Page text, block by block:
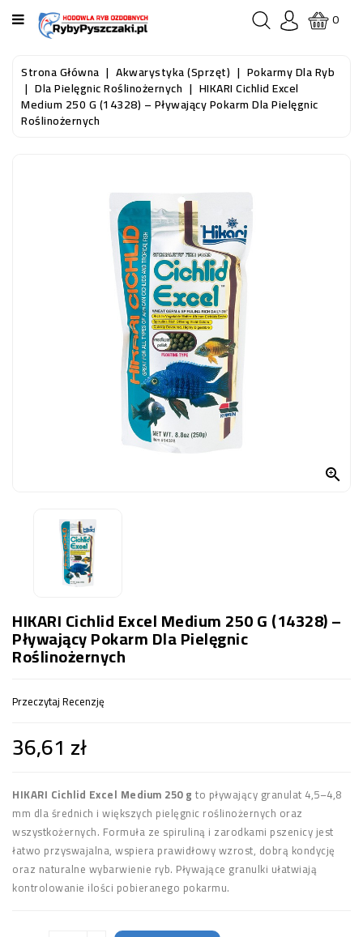
KATEGORIA
STRONA
GŁÓWNA
RYBY
0
Strona Główna Akwarystyka (sprzęt) Pokarmy Dla Ryb
Dla Pielęgnic Roślinożernych HIKARI Cichlid Excel
Medium 250 G (14328) – Pływający Pokarm Dla Pielęgnic
Roślinożernych

HIKARI Cichlid Excel Medium 250 G (14328) –
Pływający Pokarm Dla Pielęgnic
Roślinożernych
Przeczytaj Recenzję
36,61 zł
HIKARI Cichlid Excel Medium 250 g to pływający granulat 4,5–4,8
mm dla średnich i większych pielęgnic roślinożernych oraz
wszystkożernych. Formuła ze spiruliną i zarodkami pszenicy jest
łatwo przyswajalna, wspiera prawidłowy wzrost, dobrą kondycję
oraz naturalne wybarwienie ryb. Pływające granulki ułatwiają
kontrolowanie ilości pobieranego pokarmu.